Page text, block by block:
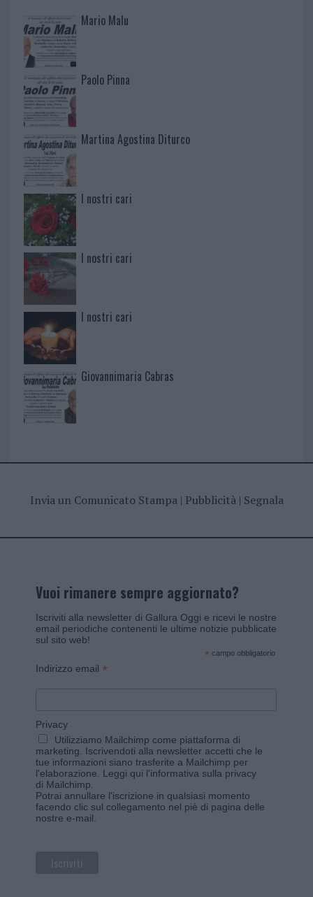
Mario Malu
Paolo Pinna
Martina Agostina Diturco
I nostri cari
I nostri cari
I nostri cari
Giovannimaria Cabras
Invia un Comunicato Stampa| Pubblicità| Segnala
Vuoi rimanere sempre aggiornato?
Iscriviti alla newsletter di Gallura Oggi e ricevi le nostre
email periodiche contenenti le ultime notizie pubblicate
sul sito web!
* campo obbligatorio
Indirizzo email *
Privacy
Utilizziamo Mailchimp come piattaforma di
marketing. Iscrivendoti alla newsletter accetti che le
tue informazioni siano trasferite a Mailchimp per
l'elaborazione. Leggi qui l'informativa sulla privacy
di Mailchimp
Potrai annullare l'iscrizione in qualsiasi momento
facendo clic sul collegamento nel piè di pagina delle
nostre e-mail.